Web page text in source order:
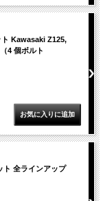
Kawasaki Z125,
4 個ボルト
全ラインアップ